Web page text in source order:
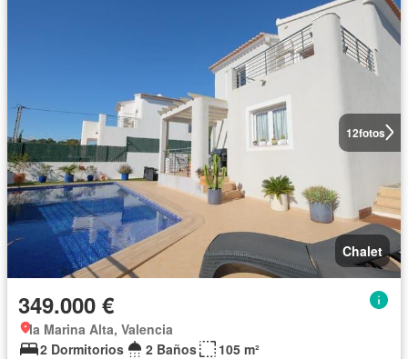
12fotos
Chalet
349.000 €
la Marina Alta, Valencia
2 Dormitorios
2 Baños
105 m²